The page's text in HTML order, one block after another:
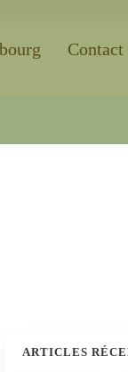
Contact
ARTICLES